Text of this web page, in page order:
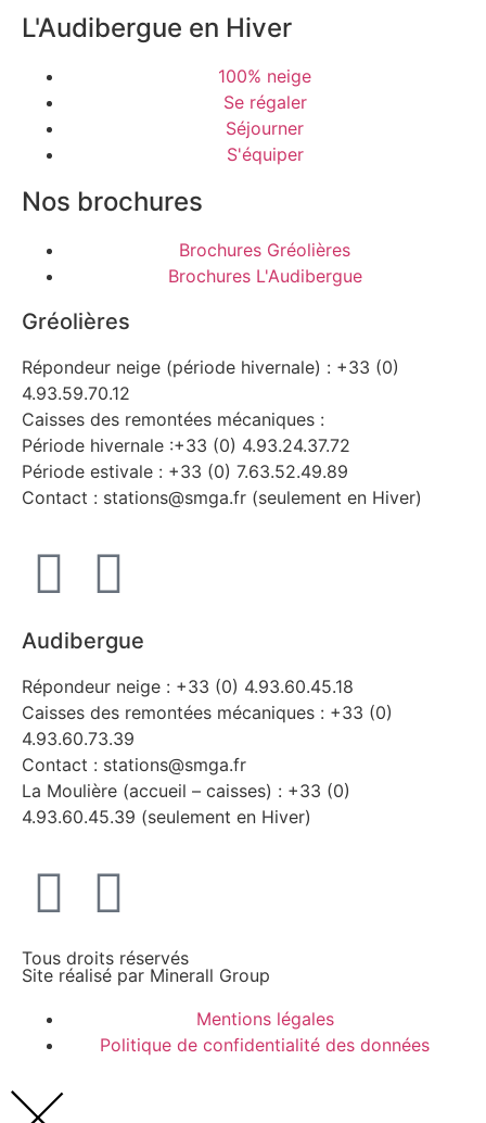
L'Audibergue en Hiver
100% neige
Se régaler
Séjourner
S'équiper
Nos brochures
Brochures Gréolières
Brochures L'Audibergue
Gréolières
Répondeur neige (période hivernale) : +33 (0)
4.93.59.70.12
Caisses des remontées mécaniques :
Période hivernale :+33 (0) 4.93.24.37.72
Période estivale : +33 (0) 7.63.52.49.89
Contact : stations@smga.fr (seulement en Hiver)
Audibergue
Répondeur neige : +33 (0) 4.93.60.45.18
Caisses des remontées mécaniques : +33 (0)
4.93.60.73.39
Contact : stations@smga.fr
La Moulière (accueil – caisses) : +33 (0)
4.93.60.45.39 (seulement en Hiver)
Tous droits réservés
Site réalisé par Minerall Group
Mentions légales
Politique de confidentialité des données